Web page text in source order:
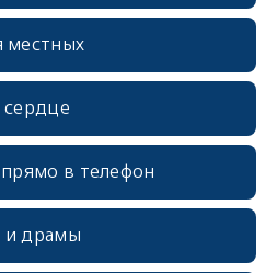
местных
сердце
в телефон
и драмы
erid: 2SDnjcrDNw6